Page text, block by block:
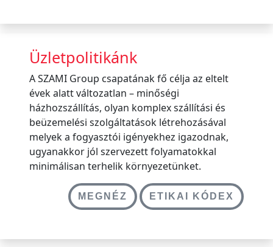
Üzletpolitikánk
A SZAMI Group csapatának fő célja az eltelt
évek alatt változatlan – minőségi
házhozszállítás, olyan komplex szállítási és
beüzemelési szolgáltatások létrehozásával
melyek a fogyasztói igényekhez igazodnak,
ugyanakkor jól szervezett folyamatokkal
minimálisan terhelik környezetünket.
MEGNÉZ ETIKAI KÓDEX